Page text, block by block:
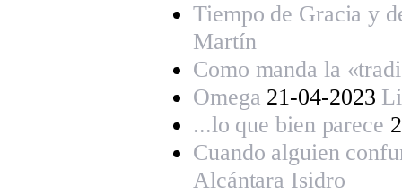
Tiempo de Gracia y
Martín
Como manda la
Omega 21-04-2023
...lo que bien parece
Cuando alguien
Alcántara Isidro